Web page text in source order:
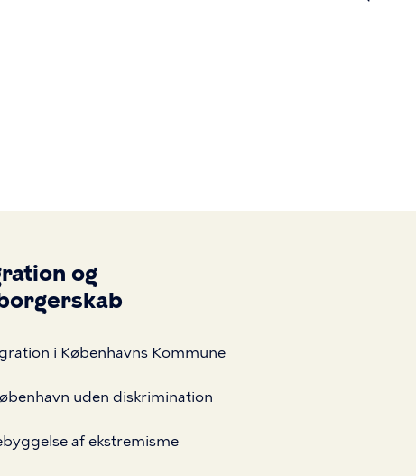
og
i Københavns Kommune
uden diskrimination
af ekstremisme